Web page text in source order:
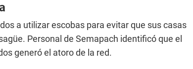
a utilizar escobas para evitar que sus casas
Personal de Semapach identificó que el
generó el atoro de la red.